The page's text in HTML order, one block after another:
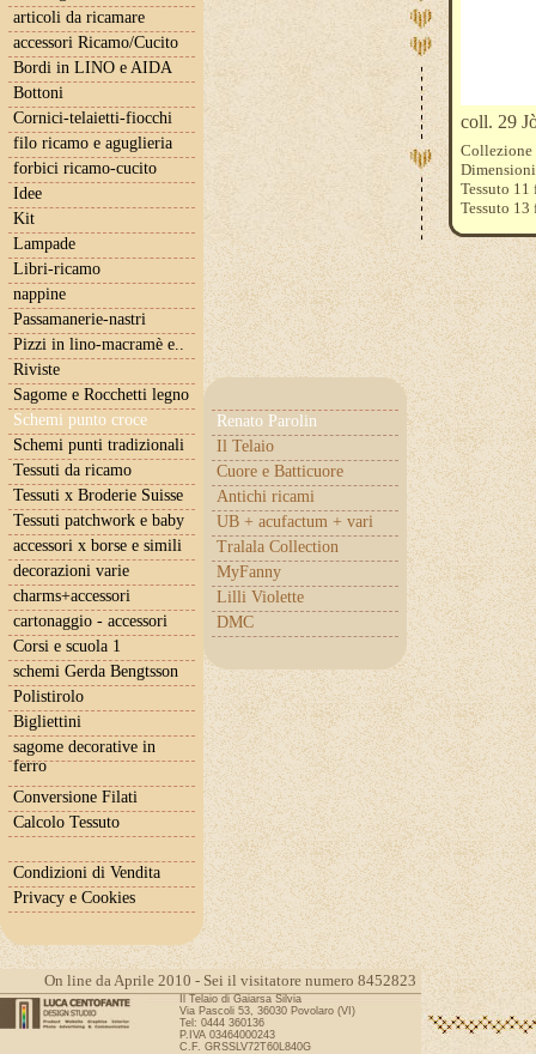
articoli da ricamare
accessori Ricamo/Cucito
Bordi in LINO e AIDA
Bottoni
Cornici-telaietti-fiocchi
filo ricamo e aguglieria
forbici ricamo-cucito
Idee
Kit
Lampade
Libri-ricamo
nappine
Passamanerie-nastri
Pizzi in lino-macramè e..
Riviste
Sagome e Rocchetti legno
Schemi punto croce
Renato Parolin
Il Telaio
Cuore e Batticuore
Antichi ricami
UB + acufactum + vari
Tralala Collection
MyFanny
Lilli Violette
DMC
Schemi punti tradizionali
Tessuti da ricamo
Tessuti x Broderie Suisse
Tessuti patchwork e baby
accessori x borse e simili
decorazioni varie
charms+accessori
cartonaggio - accessori
Corsi e scuola 1
schemi Gerda Bengtsson
Polistirolo
Bigliettini
sagome decorative in
ferro
Conversione Filati
Calcolo Tessuto
Condizioni di Vendita
Privacy e Cookies
coll. 29
Collezione
Tessuto
Tessuto
Fili DMC e
On line da Aprile 2010 - Sei il visitatore numero 8452823
Il Telaio di Gaiarsa Silvia
Via Pascoli 53, 36030 Povolaro (VI)
Tel: 0444 360136
P.IVA 03464000243
C.F. GRSSLV72T60L840G